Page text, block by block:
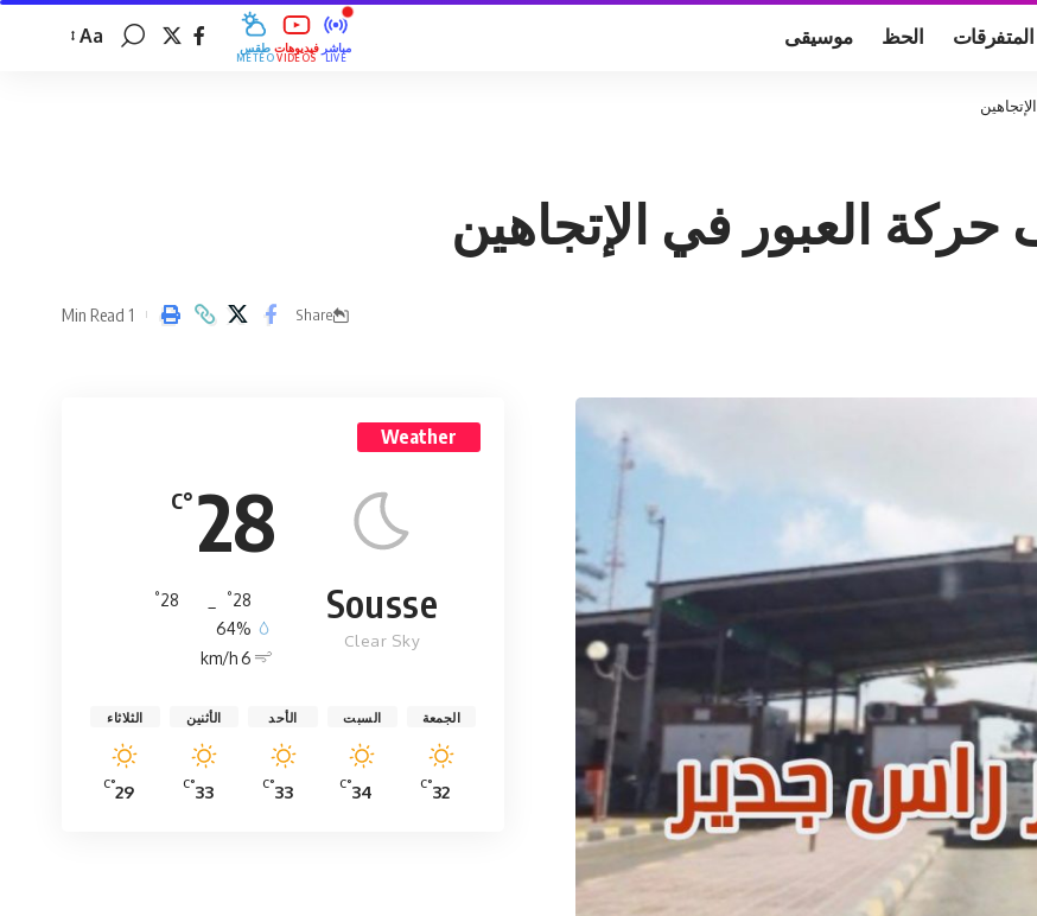
المتفرقات الحظ موسيقى طقس
MÉTÉO
فيديوهات
VIDÉOS
مباشر
LIVE
Aa
العبور في الإتجاهين
Share
1 Min Read
Weather
28
°C
Sousse
Clear Sky
28
°
28
°
64%
6 km/h
الجمعة
32
°C
السبت
34
°C
الأحد
33
°C
الأثنين
33
°C
الثلاثاء
29
°C